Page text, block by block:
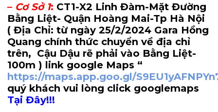
– Cơ Sở 1: CT1-X2 Linh Đàm-Mặt Đường
Bằng Liệt- Quận Hoàng Mai-Tp Hà Nội
( Địa Chỉ: từ ngày 25/2/2024 Gara Hồng
Quang chính thức chuyển về địa chỉ
trên, Cậu Dậu rẽ phải vào Bằng Liệt-
100m ) link google Maps “
https://maps.app.goo.gl/
quý khách vui lòng click googlemaps
Tại Đây!!!